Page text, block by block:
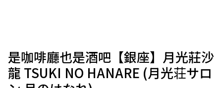
是咖啡廳也是酒吧【銀座】月光莊沙
龍 TSUKI NO HANARE (月光荘サロ